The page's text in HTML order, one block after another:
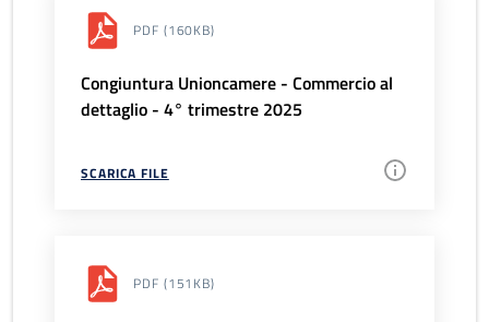
PDF (160KB)
Congiuntura Unioncamere - Commercio al
dettaglio - 4° trimestre 2025
SCARICA FILE
PDF (151KB)